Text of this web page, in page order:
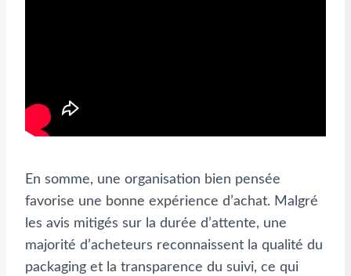
En somme, une organisation bien pensée
favorise une bonne expérience d’achat. Malgré
les avis mitigés sur la durée d’attente, une
majorité d’acheteurs reconnaissent la qualité du
packaging et la transparence du suivi, ce qui